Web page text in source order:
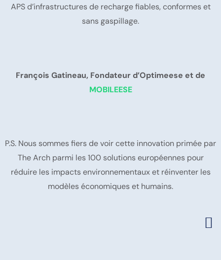
APS d’infrastructures de recharge fiables, conformes et
sans gaspillage.
François Gatineau, Fondateur d’Optimeese et de
MOBILEESE
P.S. Nous sommes fiers de voir cette innovation primée par
The Arch parmi les 100 solutions européennes pour
réduire les impacts environnementaux et réinventer les
modèles économiques et humains.